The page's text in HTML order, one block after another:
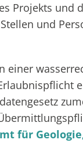
Projekts und
und
einer
für